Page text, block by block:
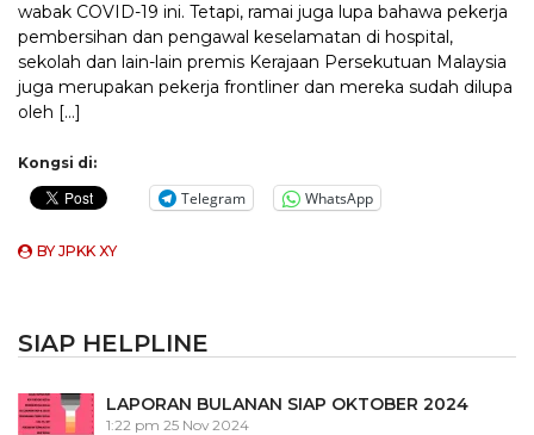
wabak COVID-19 ini. Tetapi, ramai juga lupa bahawa pekerja
pembersihan dan pengawal keselamatan di hospital,
sekolah dan lain-lain premis Kerajaan Persekutuan Malaysia
juga merupakan pekerja frontliner dan mereka sudah dilupa
oleh […]
Kongsi di:
Telegram WhatsApp
BYJPKK XY
SIAP HELPLINE
LAPORAN BULANAN SIAP OKTOBER 2024
1:22 pm 25 Nov 2024